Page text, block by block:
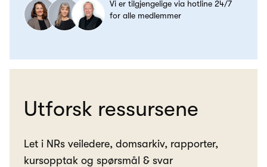
Vi er tilgjengelige via hotline 24/7
for alle medlemmer
Utforsk ressursene
Let i NRs veiledere, domsarkiv, rapporter,
kursopptak og spørsmål & svar